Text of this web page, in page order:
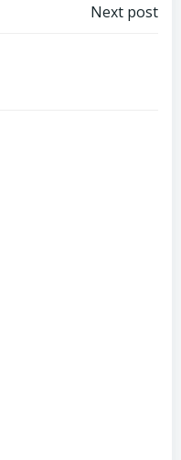
Navegação
Next post